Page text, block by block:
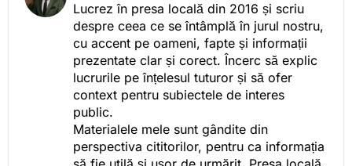
Lucrez în presa locală din 2016 și scriu
despre ceea ce se întâmplă în jurul nostru,
cu accent pe oameni, fapte și informații
prezentate clar și corect. Încerc să explic
lucrurile pe înțelesul tuturor și să ofer
context pentru subiectele de interes
public.
Materialele mele sunt gândite din
perspectiva cititorilor, pentru ca informația